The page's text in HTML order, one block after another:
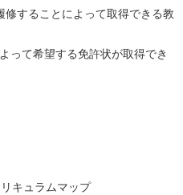
することによって取得できる教
って希望する免許状が取得でき
キュラムマップ